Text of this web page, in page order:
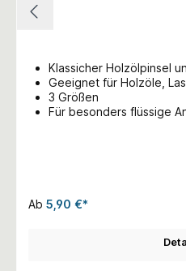
Klassicher Holzölpinsel
Geeignet für Holzöle,
3 Größen
Für besonders flüssige
Ab 5,90 €*